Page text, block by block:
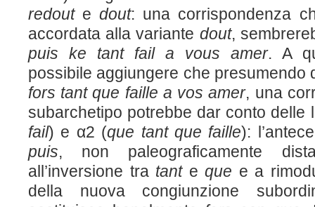
redoutedout: una corrispondenza
accordata alla variante dout,
puis ke tant fail a vous amer. A
possibile aggiungere che presumendo
fors tant que faille a vos amer, una
subarchetipo potrebbe dar conto delle
fail) e α2 (que tant que faille):
puis, non paleograficamente
all’inversione tra tant eque e a
della nuova congiunzione